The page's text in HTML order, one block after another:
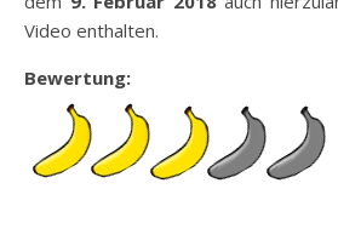
Video enthalten.
Bewertung: